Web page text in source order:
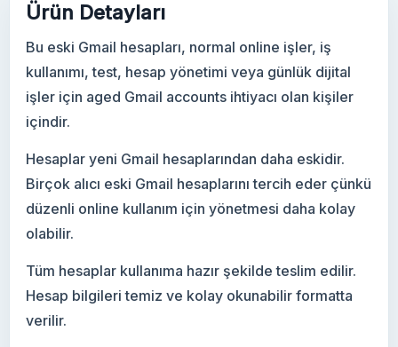
Ürün Detayları
Bu eski Gmail hesapları, normal online işler, iş
kullanımı, test, hesap yönetimi veya günlük dijital
işler için aged Gmail accounts ihtiyacı olan kişiler
içindir.
Hesaplar yeni Gmail hesaplarından daha eskidir.
Birçok alıcı eski Gmail hesaplarını tercih eder çünkü
düzenli online kullanım için yönetmesi daha kolay
olabilir.
Tüm hesaplar kullanıma hazır şekilde teslim edilir.
Hesap bilgileri temiz ve kolay okunabilir formatta
verilir.